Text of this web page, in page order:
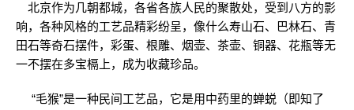
北京作为几朝都城，各省各族人民的聚散处，受到八方的影
响，各种风格的工艺品精彩纷呈，像什么寿山石、巴林石、青
田石等奇石摆件，彩蛋、根雕、烟壶、茶壶、铜器、花瓶等无
一不摆在多宝槅上，成为收藏珍品。
“毛猴”是一种民间工艺品，它是用中药里的蝉蜕（即知了